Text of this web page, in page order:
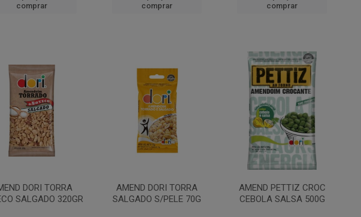
comprar
comprar
comprar
DORI TORRA
SALGADO 320GR
AMEND DORI TORRA
SALGADO S/PELE 70G
AMEND PETTIZ CROC
CEBOLA SALSA 500G